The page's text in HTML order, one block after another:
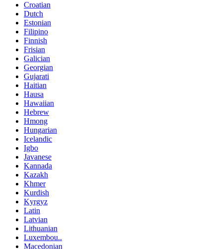
Croatian
Dutch
Estonian
Filipino
Finnish
Frisian
Galician
Georgian
Gujarati
Haitian
Hausa
Hawaiian
Hebrew
Hmong
Hungarian
Icelandic
Igbo
Javanese
Kannada
Kazakh
Khmer
Kurdish
Kyrgyz
Latin
Latvian
Lithuanian
Luxembou..
Macedonian